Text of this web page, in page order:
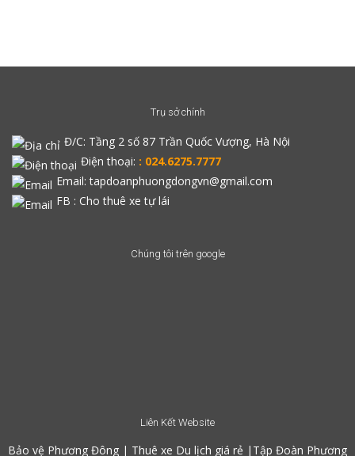
Trụ sở chính
Đ/C: Tầng 2 số 87 Trần Quốc Vượng, Hà Nội
Điện thoại: : 024.6275.7777
Email: tapdoanphuongdongvn@gmail.com
FB : Cho thuê xe tự lái
Chúng tôi trên google
Liên Kết Website
Bảo vệ Phương Đông | Thuê xe Du lịch giá rẻ | Tập Đoàn Phương